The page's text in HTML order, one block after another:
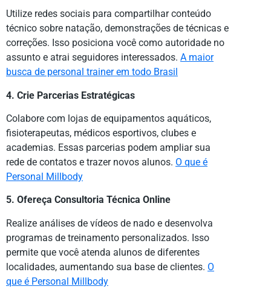
Utilize redes sociais para compartilhar conteúdo
técnico sobre natação, demonstrações de técnicas e
correções. Isso posiciona você como autoridade no
assunto e atrai seguidores interessados. A maior
busca de personal trainer em todo Brasil
4. Crie Parcerias Estratégicas
Colabore com lojas de equipamentos aquáticos,
fisioterapeutas, médicos esportivos, clubes e
academias. Essas parcerias podem ampliar sua
rede de contatos e trazer novos alunos. O que é
Personal Millbody
5. Ofereça Consultoria Técnica Online
Realize análises de vídeos de nado e desenvolva
programas de treinamento personalizados. Isso
permite que você atenda alunos de diferentes
localidades, aumentando sua base de clientes. O
que é Personal Millbody